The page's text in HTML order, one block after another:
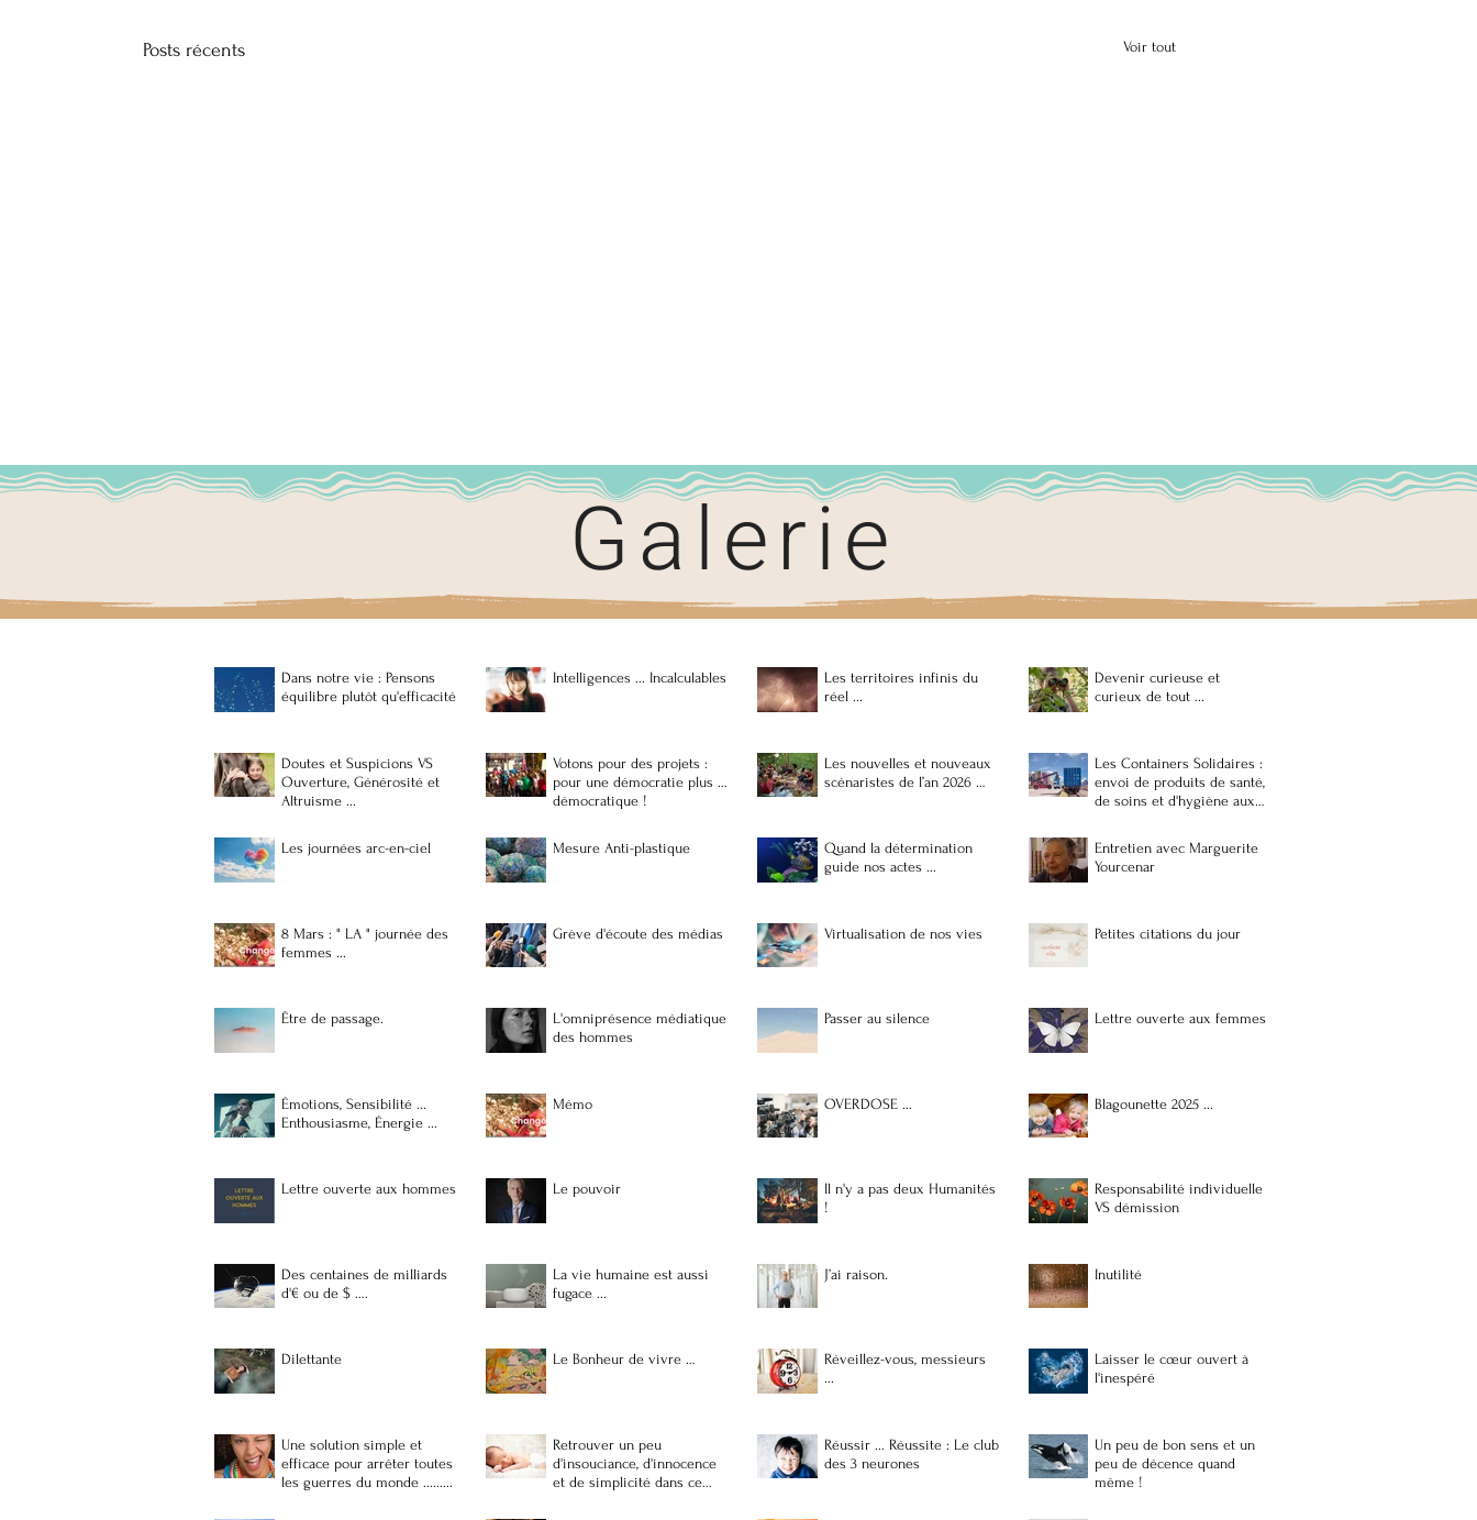
Posts récents Voir tout
Votons pour des projets : pour
démocratique !
Les nouvelles et nouveaux
Les Containers Solidaires : envoi
d'hygiène aux populations
vulnérables et précaires à
Galerie
Dans notre vie : Pensons
équilibre plutôt qu'efficacité
Intelligences ... Incalculables
Les territoires infinis du
réel ...
Devenir curieuse et
curieux de tout ...
Doutes et Suspicions VS
Ouverture, Générosité et
Altruisme ...
Votons pour des projets :
pour une démocratie plus …
démocratique !
Les nouvelles et nouveaux
scénaristes de l’an 2026 …
Les Containers Solidaires :
envoi de produits de santé,
de soins et d'hygiène aux
Les journées arc-en-ciel Mesure Anti-plastique
Quand la détermination
guide nos actes ...
Entretien avec Marguerite
Yourcenar
8 Mars : " LA " journée des
femmes ...
Grève d'écoute des médias Virtualisation de nos vies Petites citations du jour
Être de passage.
L'omniprésence médiatique
des hommes
Passer au silence Lettre ouverte aux femmes
Émotions, Sensibilité ...
Enthousiasme, Énergie ...
Mémo OVERDOSE ... Blagounette 2025 ...
Lettre ouverte aux hommes Le pouvoir
Il n'y a pas deux Humanités
!
Responsabilité individuelle
VS démission
Des centaines de milliards
d'€ ou de $ ….
La vie humaine est aussi
fugace ...
J’ai raison. Inutilité
Dilettante Le Bonheur de vivre …
Réveillez-vous, messieurs
...
Laisser le cœur ouvert à
l'inespéré
Une solution simple et
efficace pour arrêter toutes
les guerres du monde .........
Retrouver un peu
d'insouciance, d'innocence
et de simplicité dans ce
Réussir ... Réussite : Le club
des 3 neurones
Un peu de bon sens et un
peu de décence quand
même !